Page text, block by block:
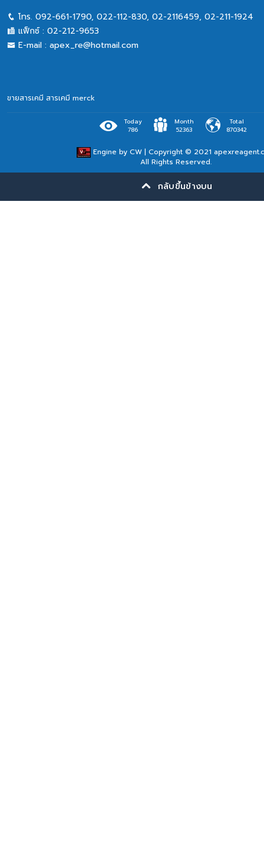
โทร. 092-661-1790, 022-112-830, 02-2116459, 02-211-1924
แฟ็กซ์ : 02-212-9653
E-mail : apex_re@hotmail.com
ขายสารเคมี สารเคมี merck
Engine by CW| Copyright © 2021
All Rights Reserved.
Today
786
Month
52363
Total
870342
กลับขึ้นข้างบน